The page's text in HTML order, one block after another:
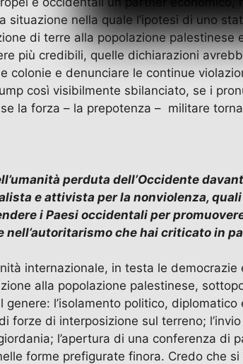
situazione nella quale l’ipotesi di uno
di terre alla popolazione palestinese
più credibili, quelle dichiarazioni
colonie e denunciare le continue
così visibilmente sbilanciato, se i
la forza – la prepotenza – militare
perduta dell’Occidente
e attivista per la nonviolenza,
i Paesi occidentali per
nell’autoritarismo che hai criticato in
internazionale, in testa le
alla popolazione palestinese,
genere: l’isolamento politico,
forze di interposizione sul terreno;
l’apertura di una conferenza di
forme prefigurate finora. Credo che